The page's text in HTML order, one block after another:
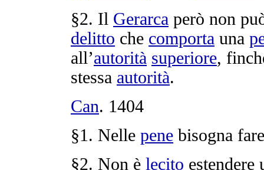
§2. Il Gerarca però non
delitto che comporta una
all’autorità superiore,
stessa autorità.
Can. 1404
§1. Nelle pene bisogna
§2. Non è lecito estendere